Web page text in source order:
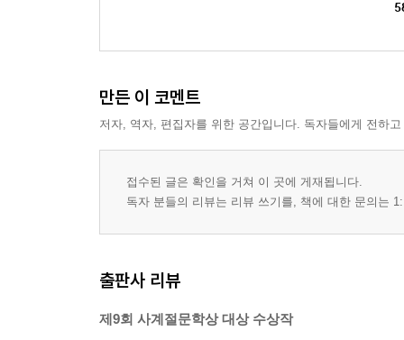
만든 이 코멘트
저자, 역자, 편집자를 위한 공간입니다. 독자들에게 전하
접수된 글은 확인을 거쳐 이 곳에 게재됩니다.
독자 분들의 리뷰는 리뷰 쓰기를, 책에 대한 문의는
출판사 리뷰
제9회 사계절문학상 대상 수상작